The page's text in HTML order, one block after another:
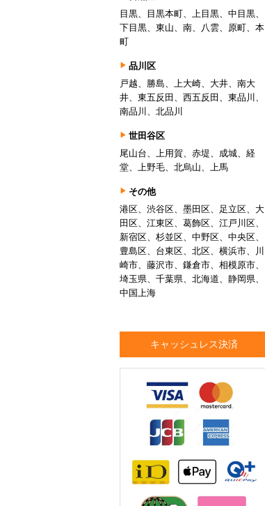
目黒、目黒本町、上目黒、中目黒、
下目黒、東山、南、八雲、原町、本
町
品川区
戸越、勝島、上大崎、大井、南大
井、東五反田、西五反田、東品川、
南品川、北品川
世田谷区
尾山台、上用賀、赤堤、成城、経
堂、上野毛、北烏山、上馬
その他
港区、渋谷区、墨田区、足立区、大
田区、江東区、葛飾区、江戸川区、
新宿区、杉並区、中野区、中央区、
豊島区、台東区、北区、横浜市、川
崎市、藤沢市、鎌倉市、相模原市、
埼玉県、千葉県、北海道、静岡県、
中国上海
キャッシュレス決済